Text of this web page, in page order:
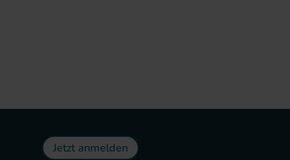
Jetzt anmelden